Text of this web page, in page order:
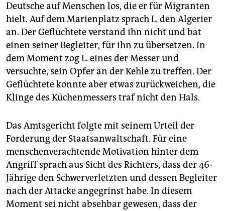
Deutsche auf Menschen los, die er für Migranten
hielt. Auf dem Marienplatz sprach L. den Algerier
an. Der Geflüchtete verstand ihn nicht und bat
einen seiner Begleiter, für ihn zu übersetzen. In
dem Moment zog L. eines der Messer und
versuchte, sein Opfer an der Kehle zu treffen. Der
Geflüchtete konnte aber etwas zurückweichen, die
Klinge des Küchenmessers traf nicht den Hals.
Das Amtsgericht folgte mit seinem Urteil der
Forderung der Staatsanwaltschaft. Für eine
menschenverachtende Motivation hinter dem
Angriff sprach aus Sicht des Richters, dass der 46-
Jährige den Schwerverletzten und dessen Begleiter
nach der Attacke angegrinst habe. In diesem
Moment sei nicht absehbar gewesen, dass der